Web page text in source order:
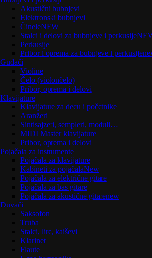
Akustični bubnjevi
Elektronski bubnjevi
ČineleNEW
Stalci i delovi za bubnjeve i perkusije
Perkusije
Pribor i oprema za bubnjeve i perkusije
Gudači
Violine
Čelo (violončelo)
Pribor, oprema i delovi
Klavijature
Klavijature za decu i početnike
Aranžeri
Sintisajzeri, sempleri, moduli…
MIDI Master klavijature
Pribor, oprema i delovi
Pojačala za instrumente
Pojačala za klavijature
Kabineti za pojačalaNew
Pojačala za električne gitare
Pojačala za bas gitare
Pojačala za akustične gitarenew
Duvači
Saksofon
Truba
Stalci, lire, kaiševi
Klarinet
Flaute